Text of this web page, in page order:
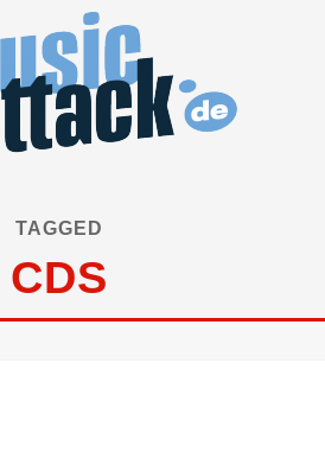
TAGGED
CDS